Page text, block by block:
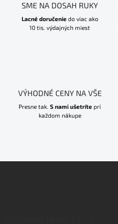
SME NA DOSAH RUKY
Lacné doručeniedo viac ako
10 tis. výdajných miest
VÝHODNÉ CENY NA VŠE
Presne tak. S nami ušetríte pri
každom nákupe